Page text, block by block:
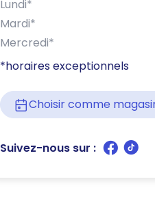
Lundi*
Mardi*
Mercredi*
*horaires exceptionnels
Choisir comme
Suivez-nous sur :